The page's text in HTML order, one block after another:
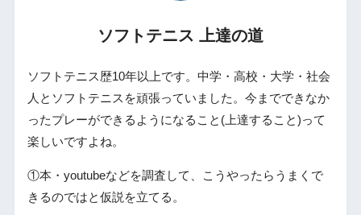
ソフトテニス 上達の道
ソフトテニス歴10年以上です。中学・高校・大学・社会
人とソフトテニスを頑張っていました。今までできなか
ったプレーができるようになること(上達すること)って
楽しいですよね。
①本・youtubeなどを調査して、こうやったらうまくで
きるのではと仮説を立てる。